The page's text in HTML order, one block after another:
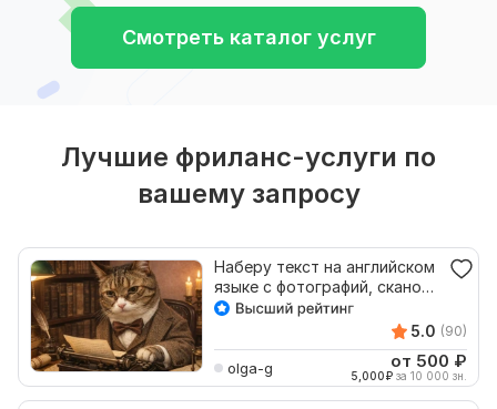
Смотреть каталог услуг
Лучшие фриланс-услуги по
вашему запросу
Наберу текст на английском
языке с фотографий, сканов,
картинок
5.0 (90)
olga-g от 500 ₽
5,000₽ за 10 000 зн.